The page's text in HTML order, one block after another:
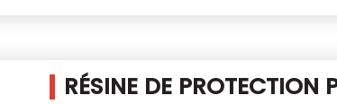
RÉSINE DE PROTECTION